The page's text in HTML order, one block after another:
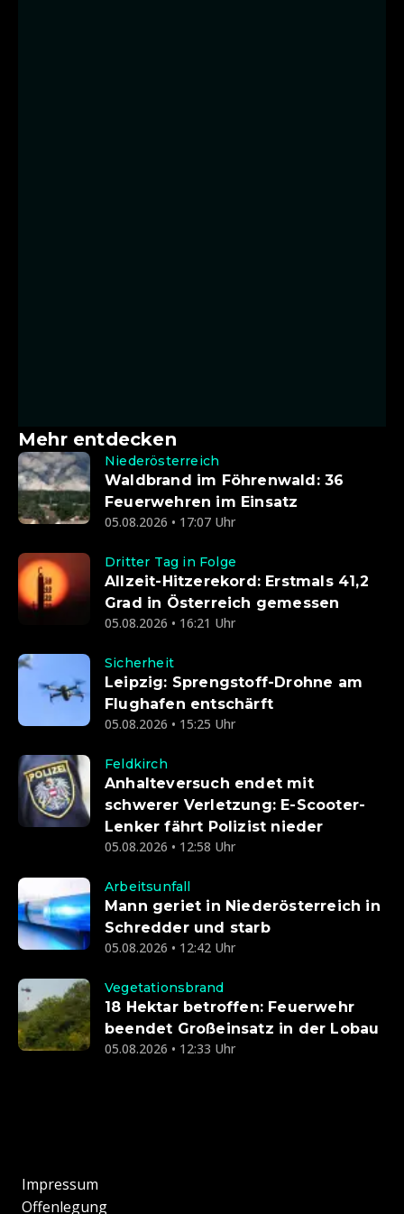
Mehr entdecken
Niederösterreich
Waldbrand im Föhrenwald: 36
Feuerwehren im Einsatz
05.08.2026 • 17:07 Uhr
Dritter Tag in Folge
Allzeit-Hitzerekord: Erstmals 41,2
Grad in Österreich gemessen
05.08.2026 • 16:21 Uhr
Sicherheit
Leipzig: Sprengstoff-Drohne am
Flughafen entschärft
05.08.2026 • 15:25 Uhr
Feldkirch
Anhalteversuch endet mit
schwerer Verletzung: E-Scooter-
Lenker fährt Polizist nieder
05.08.2026 • 12:58 Uhr
Arbeitsunfall
Mann geriet in Niederösterreich in
Schredder und starb
05.08.2026 • 12:42 Uhr
Vegetationsbrand
18 Hektar betroffen: Feuerwehr
beendet Großeinsatz in der Lobau
05.08.2026 • 12:33 Uhr
Impressum
Offenlegung